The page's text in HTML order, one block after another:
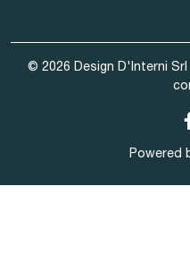
© 2026 Design D'Interni Srl
Powered